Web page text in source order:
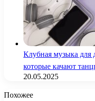
Клубная музыка для
которые качают
20.05.2025
Похожее